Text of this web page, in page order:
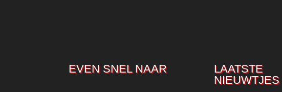
EVEN SNEL NAAR
LAATSTE
NIEUWTJES